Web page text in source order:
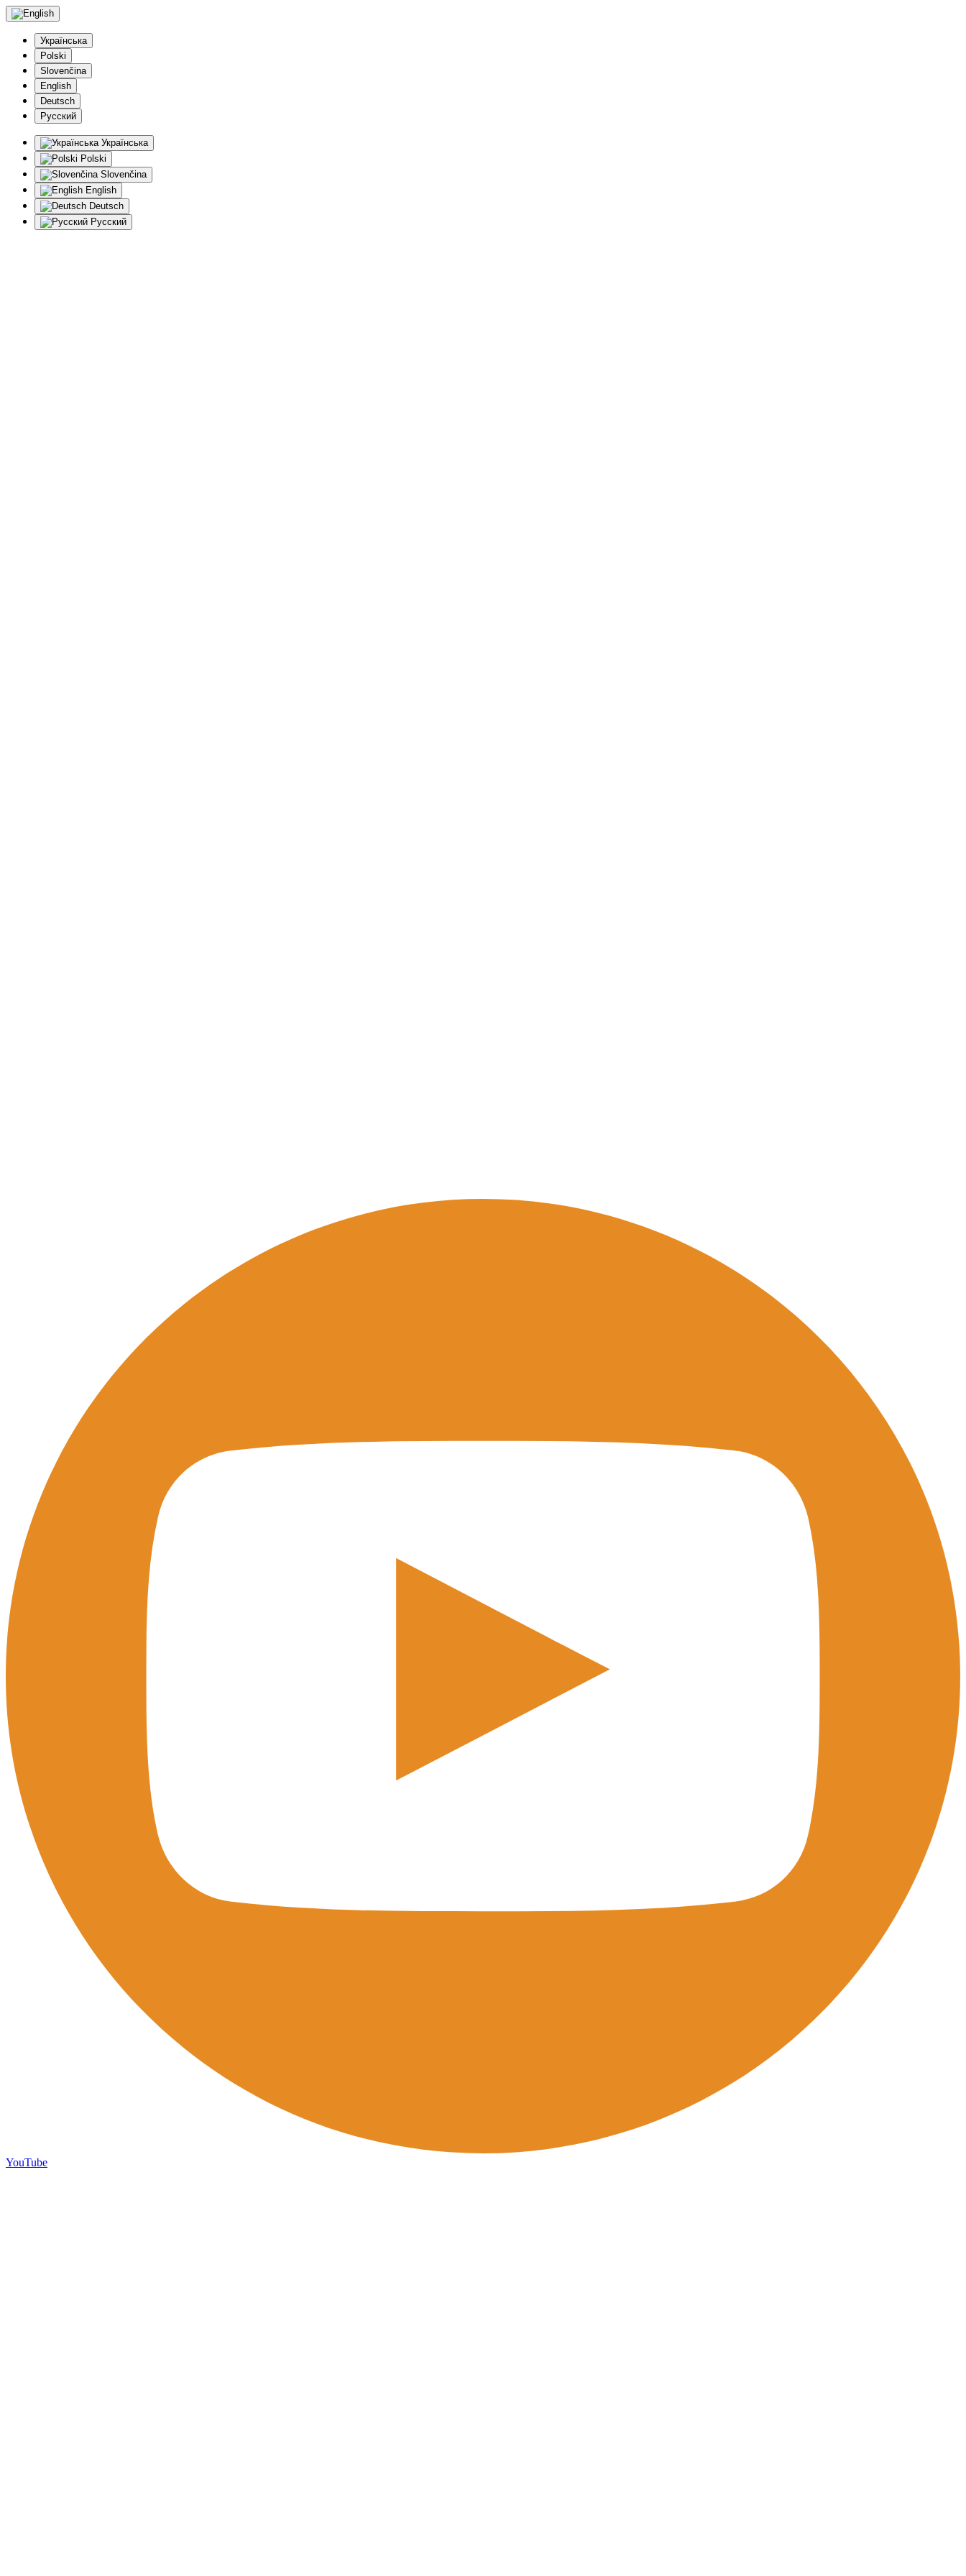
Українська
Polski
Slovenčina
English
Deutsch
Русский
Українська
Polski
Slovenčina
English
Deutsch
Русский
YouTube